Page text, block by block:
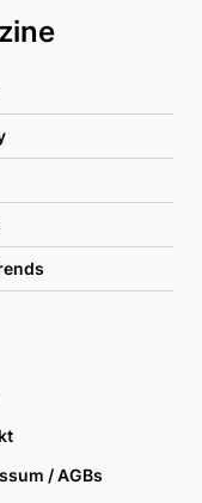
/ AGBs